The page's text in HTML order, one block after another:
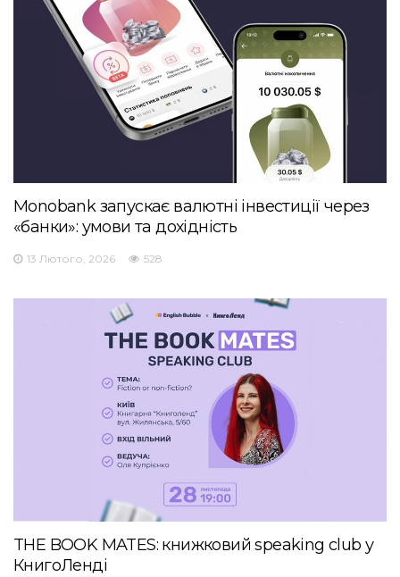
Monobank запускає валютні інвестиції через
«банки»: умови та дохідність
13 Лютого, 2026 528
THE BOOK MATES: книжковий speaking club у
КнигоЛенді